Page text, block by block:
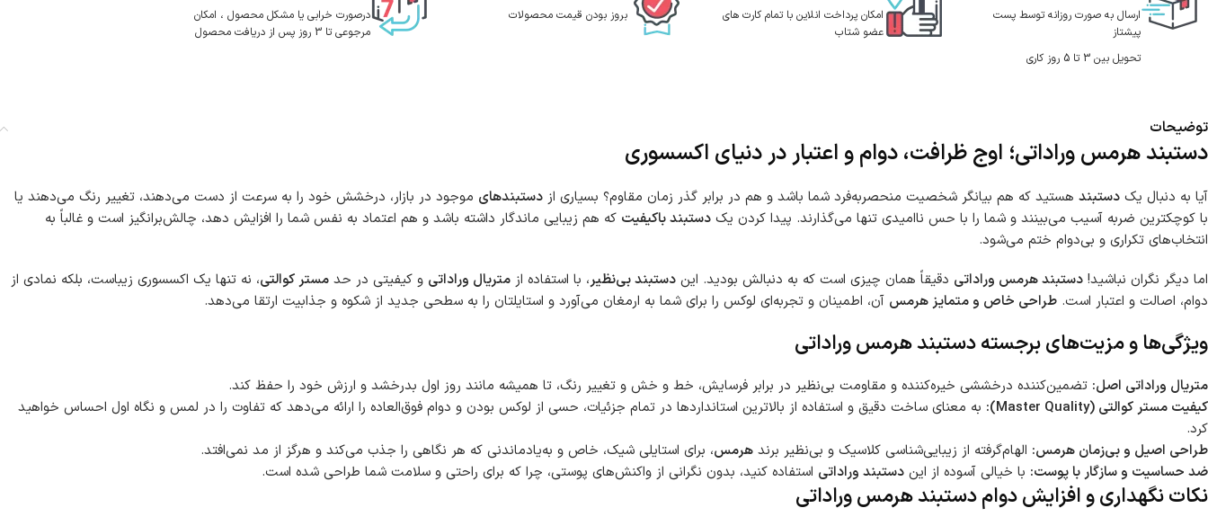
ارسال به صورت روزانه توسط پست
پیشتاز
تحویل بین 3 تا 5 روز کاری
امکان پرداخت انلاین با تمام کارت های
عضو شتاب
بروز بودن قیمت محصولات
درصورت خرابی یا مشکل محصول ، امکان
مرجوعی تا 3 روز پس از دریافت محصول
توضیحات
دستبند هرمس وراداتی؛ اوج ظرافت، دوام و اعتبار در دنیای اکسسوری
آیا به دنبال یک دستبند هستید که هم بیانگر شخصیت منحصربه‌فرد شما باشد و هم در برابر گذر زمان مقاوم؟ بسیاری از دستبندهای موجود در بازار، درخشش خود را به سرعت از دست می‌دهند، تغییر رنگ می‌دهند یا
با کوچکترین ضربه آسیب می‌بینند و شما را با حس ناامیدی تنها می‌گذارند. پیدا کردن یک دستبند باکیفیت که هم زیبایی ماندگار داشته باشد و هم اعتماد به نفس شما را افزایش دهد، چالش‌برانگیز است و غالباً به
انتخاب‌های تکراری و بی‌دوام ختم می‌شود.
اما دیگر نگران نباشید! دستبند هرمس وراداتی دقیقاً همان چیزی است که به دنبالش بودید. این دستبند بی‌نظیر، با استفاده از متریال وراداتی و کیفیتی در حد مستر کوالتی، نه تنها یک اکسسوری زیباست، بلکه نمادی از
دوام، اصالت و اعتبار است. طراحی خاص و متمایز هرمس آن، اطمینان و تجربه‌ای لوکس را برای شما به ارمغان می‌آورد و استایلتان را به سطحی جدید از شکوه و جذابیت ارتقا می‌دهد.
ویژگی‌ها و مزیت‌های برجسته دستبند هرمس وراداتی
متریال وراداتی اصل: تضمین‌کننده درخششی خیره‌کننده و مقاومت بی‌نظیر در برابر فرسایش، خط و خش و تغییر رنگ، تا همیشه مانند روز اول بدرخشد و ارزش خود را حفظ کند.
کیفیت مستر کوالتی (Master Quality):
به معنای ساخت دقیق و استفاده از بالاترین استانداردها در تمام جزئیات، حسی از لوکس بودن و دوام فوق‌العاده را ارائه می‌دهد که تفاوت را در لمس و نگاه اول احساس خواهید
کرد.
طراحی اصیل و بی‌زمان هرمس: الهام‌گرفته از زیبایی‌شناسی کلاسیک و بی‌نظیر برند هرمس، برای استایلی شیک، خاص و به‌یادماندنی که هر نگاهی را جذب می‌کند و هرگز از مد نمی‌افتد.
ضد حساسیت و سازگار با پوست: با خیالی آسوده از این دستبند وراداتی استفاده کنید، بدون نگرانی از واکنش‌های پوستی، چرا که برای راحتی و سلامت شما طراحی شده است.
نکات نگهداری و افزایش دوام دستبند هرمس وراداتی